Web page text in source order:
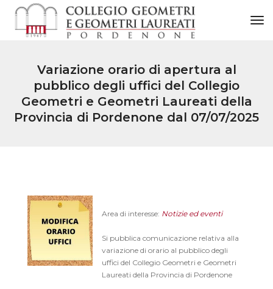
Variazione orario di apertura al
pubblico degli uffici del Collegio
Geometri e Geometri Laureati della
Provincia di Pordenone dal 07/07/2025
Area di interesse: Notizie ed eventi
Si pubblica comunicazione relativa alla
variazione di orario al pubblico degli
uffici del Collegio Geometri e Geometri
Laureati della Provincia di Pordenone